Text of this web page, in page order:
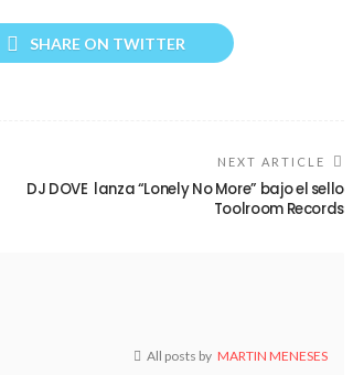
SHARE ON TWITTER
NEXT ARTICLE
DJ DOVE lanza “Lonely No More” bajo el sello
Toolroom Records
All posts by MARTIN MENESES